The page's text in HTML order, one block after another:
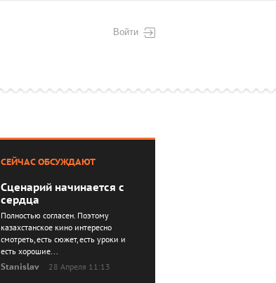
Войти
СЕЙЧАС ОБСУЖДАЮТ
Сценарий начинается с
сердца
Полностью согласен. Поэтому
казахстанское кино интересно
смотреть, есть сюжет, есть уроки и
есть хорошие...
Stanislav
28 Апреля 11:13